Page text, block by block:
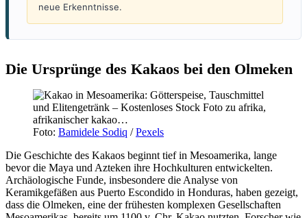
neue Erkenntnisse.
Die Ursprünge des Kakaos bei den Olmeken
Foto: Bamidele Sodiq /Pexels
Die Geschichte des Kakaos beginnt tief in Mesoamerika, lange
bevor die Maya und Azteken ihre Hochkulturen entwickelten.
Archäologische Funde, insbesondere die Analyse von
Keramikgefäßen aus Puerto Escondido in Honduras, haben gezeigt,
dass die Olmeken, eine der frühesten komplexen Gesellschaften